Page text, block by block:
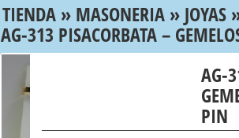
TIENDA» MASONERIA» JOYAS
AG-313 PISACORBATA –
AG-
PIN